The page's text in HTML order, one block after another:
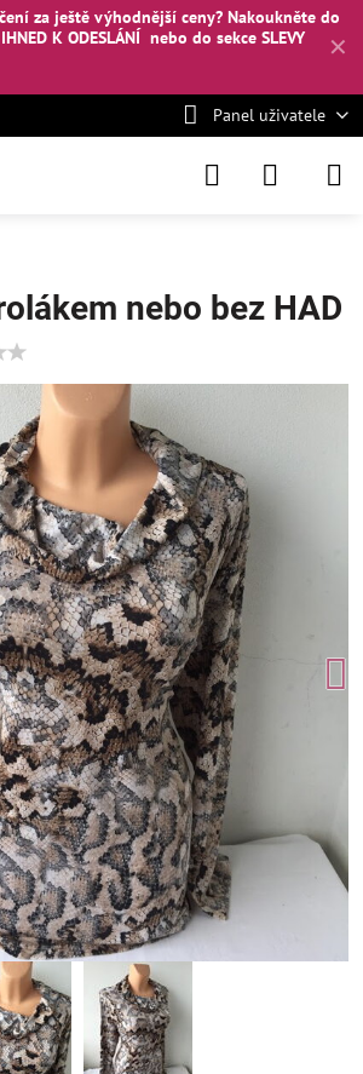
✕
za ještě výhodnější ceny? Nakoukněte do
K ODESLÁNÍ nebo do sekce SLEVY
Panel uživatele
nebo bez HAD